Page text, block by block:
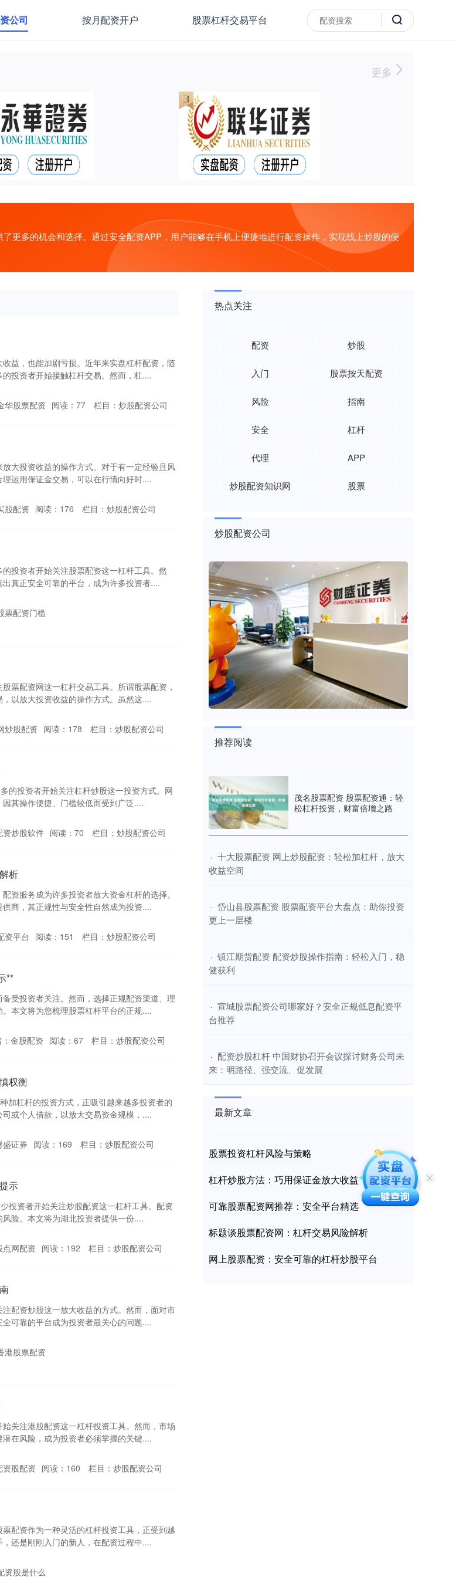
公司 按月配资开户 股票杠杆交易平台
更多
更多的机会和选择。通过安全配资APP，用户能够在手机上便捷地进行配资操作，实现线上炒股的便
益，也能加剧亏损。近年来实盘杠杆配资，随
投资者开始接触杠杆交易。然而，杠....
华股票配资 阅读： 77 栏目： 炒股配资公司
大投资收益的操作方式。对于有一定经验且风
运用保证金交易，可以在行情向好时....
股配资 阅读： 176 栏目： 炒股配资公司
投资者开始关注股票配资这一杠杆工具。然
真正安全可靠的平台，成为许多投资者....
票配资门槛
票配资网这一杠杆交易工具。所谓股票配资，
以放大投资收益的操作方式。虽然这....
炒股配资 阅读： 178 栏目： 炒股配资公司
的投资者开始关注杠杆炒股这一投资方式。网
其操作便捷、门槛较低而受到广泛....
资炒股软件 阅读： 70 栏目： 炒股配资公司
析
资服务成为许多投资者放大资金杠杆的选择。
商，其正规性与安全性自然成为投资....
资平台 阅读： 151 栏目： 炒股配资公司
**
受投资者关注。然而，选择正规配资渠道、理
本文将为您梳理股票杠杆平台的正规....
：金股配资 阅读： 67 栏目： 炒股配资公司
权衡
加杠杆的投资方式，正吸引越来越多投资者的
或个人借款，以放大交易资金规模，....
盛证券 阅读： 169 栏目： 炒股配资公司
示
投资者开始关注炒股配资这一杠杆工具。配资
险。本文将为湖北投资者提供一份....
点网配资 阅读： 192 栏目： 炒股配资公司
配资炒股这一放大收益的方式。然而，面对市
可靠的平台成为投资者最关心的问题....
港股票配资
关注港股配资这一杠杆投资工具。然而，市场
在风险，成为投资者必须掌握的关键....
资股配资 阅读： 160 栏目： 炒股配资公司
配资作为一种灵活的杠杆投资工具，正受到越
还是刚刚入门的新人，在配资过程中....
资股是什么
热点关注
配资 炒股
入门 股票按天配资
风险 指南
安全 杠杆
代理 APP
炒股配资知识网 股票
炒股配资公司
推荐阅读
茂名股票配资 股票配资通：轻
松杠杆投资，财富倍增之路
· ​十大股票配资 网上炒股配资：轻松加杠杆，放大
收益空间
· ​岱山县股票配资 股票配资平台大盘点：助你投资
更上一层楼
· ​镇江期货配资 配资炒股操作指南：轻松入门，稳
健获利
· ​宣城股票配资公司哪家好？安全正规低息配资平
台推荐
· ​配资炒股杠杆 中国财协召开会议探讨财务公司未
来：明路径、强交流、促发展
最新文章
股票投资杠杆风险与策略
杠杆炒股方法：巧用保证金放大收益
可靠股票配资网推荐：安全平台精选
标题谈股票配资网：杠杆交易风险解析
网上股票配资：安全可靠的杠杆炒股平台